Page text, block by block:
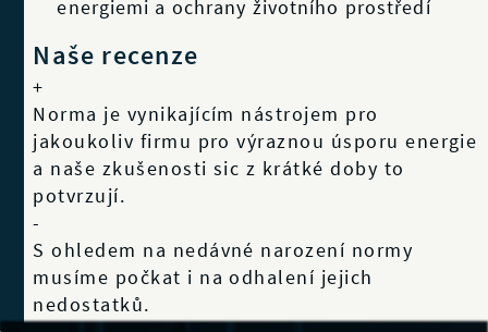
energiemi a ochrany životního prostředí
Naše recenze
+
Norma je vynikajícím nástrojem pro
jakoukoliv firmu pro výraznou úsporu energie
a naše zkušenosti sic z krátké doby to
potvrzují.
-
S ohledem na nedávné narození normy
musíme počkat i na odhalení jejich
nedostatků.